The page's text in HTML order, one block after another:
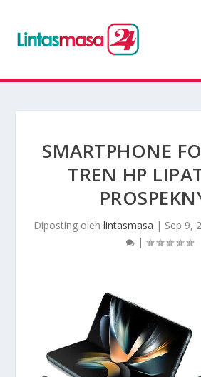
SMARTPHONE
TREN HP
Diposting oleh lintasmasa | Sep 9,
|